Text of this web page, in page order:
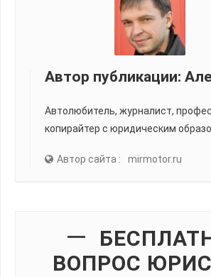
Автор публикации:
Автолюбитель, журналист,
копирайтер с юридическим
Автор сайта : mirmotor.ru
ВОПРОС